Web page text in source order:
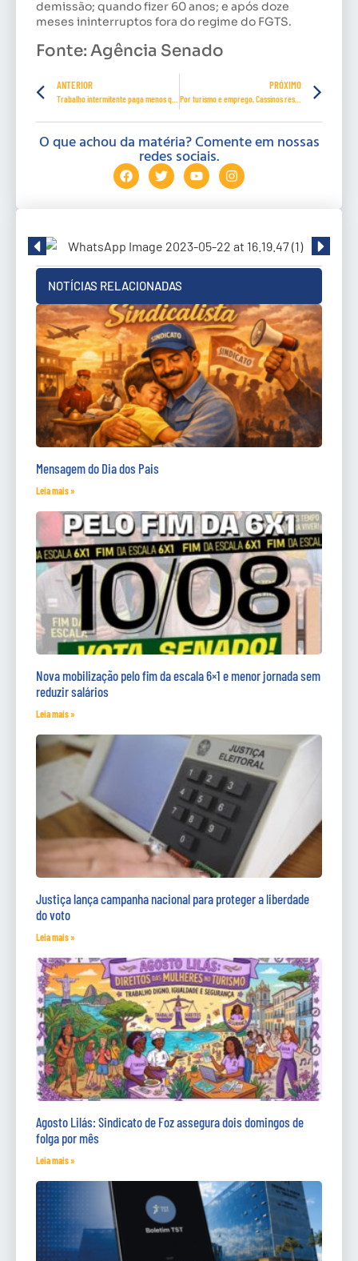
demissão; quando fizer 60 anos; e após doze
meses ininterruptos fora do regime do FGTS.
Fonte: Agência Senado
ANTERIOR PRÓXIMO
Por turismo e emprego, Cassinos resort podem virar realidade no Brasil em 2020
O que achou da matéria? Comente em nossas
redes sociais.
NOTÍCIAS RELACIONADAS
Mensagem do Dia dos Pais
Leia mais »
Nova mobilização pelo fim da escala 6×1 e menor jornada sem
reduzir salários
Leia mais »
Justiça lança campanha nacional para proteger a liberdade
do voto
Leia mais »
Agosto Lilás: Sindicato de Foz assegura dois domingos de
folga por mês
Leia mais »